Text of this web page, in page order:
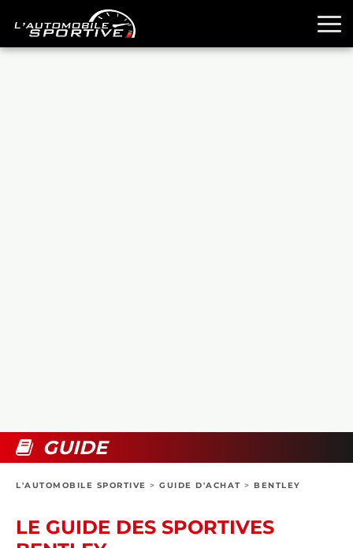
BOUTIQUE
GUIDE
L'AUTOMOBILE SPORTIVE > GUIDE D'ACHAT > BENTLEY
LE GUIDE DES SPORTIVES